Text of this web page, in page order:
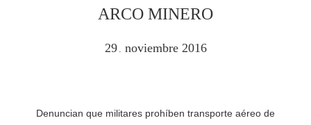
ARCO MINERO
29 . noviembre 2016
Denuncian que militares prohíben transporte aéreo de